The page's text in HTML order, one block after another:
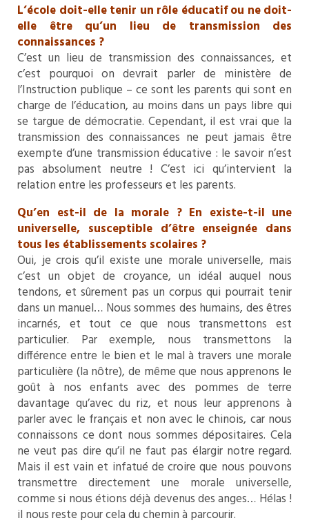
L’école doit-elle tenir un rôle éducatif ou ne doit-
elle être qu’un lieu de transmission des
connaissances ?
C’est un lieu de transmission des connaissances, et
c’est pourquoi on devrait parler de ministère de
l’Instruction publique – ce sont les parents qui sont en
charge de l’éducation, au moins dans un pays libre qui
se targue de démocratie. Cependant, il est vrai que la
transmission des connaissances ne peut jamais être
exempte d’une transmission éducative : le savoir n’est
pas absolument neutre ! C’est ici qu’intervient la
relation entre les professeurs et les parents.
Qu’en est-il de la morale ? En existe-t-il une
universelle, susceptible d’être enseignée dans
tous les établissements scolaires ?
Oui, je crois qu’il existe une morale universelle, mais
c’est un objet de croyance, un idéal auquel nous
tendons, et sûrement pas un corpus qui pourrait tenir
dans un manuel… Nous sommes des humains, des êtres
incarnés, et tout ce que nous transmettons est
particulier. Par exemple, nous transmettons la
différence entre le bien et le mal à travers une morale
particulière (la nôtre), de même que nous apprenons le
goût à nos enfants avec des pommes de terre
davantage qu’avec du riz, et nous leur apprenons à
parler avec le français et non avec le chinois, car nous
connaissons ce dont nous sommes dépositaires. Cela
ne veut pas dire qu’il ne faut pas élargir notre regard.
Mais il est vain et infatué de croire que nous pouvons
transmettre directement une morale universelle,
comme si nous étions déjà devenus des anges… Hélas !
il nous reste pour cela du chemin à parcourir.